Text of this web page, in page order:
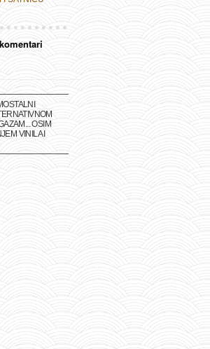
OSIM
VINILA I